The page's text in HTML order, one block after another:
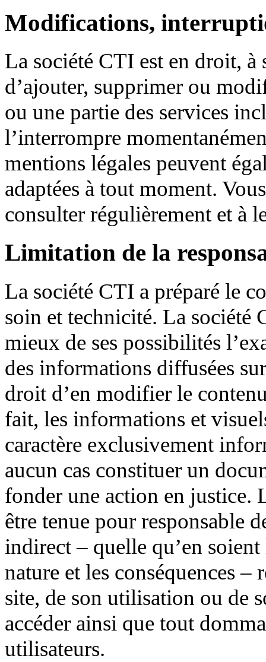
Modifications,
La société CTI est en droit, à
d’ajouter, supprimer ou
ou une partie des services
l’interrompre
mentions légales peuvent
adaptées à tout moment.
consulter régulièrement et à
Limitation de la
La société CTI a préparé le
soin et technicité. La société
mieux de ses possibilités
des informations diffusées
droit d’en modifier le
fait, les informations et
caractère exclusivement
aucun cas constituer un
fonder une action en justice.
être tenue pour responsable
indirect – quelle qu’en
nature et les conséquences –
site, de son utilisation ou de
accéder ainsi que tout
utilisateurs.